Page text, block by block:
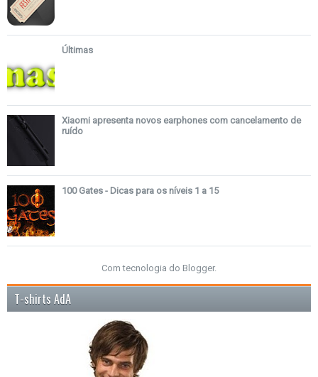
Últimas
Xiaomi apresenta novos earphones com cancelamento de
ruído
100 Gates - Dicas para os níveis 1 a 15
Com tecnologia do Blogger.
T-shirts AdA